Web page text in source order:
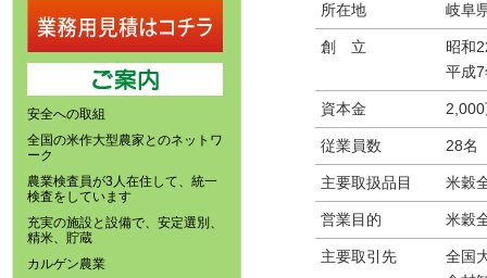
安全への取組
全国の米作大型農家とのネットワ
ーク
農業検査員が3人在住して、統一
検査をしています
充実の施設と設備で、安定選別、
精米、貯蔵
カルゲン農業
所在地 岐阜
創 立
昭和
平成
資本金
従業員数 28名
主要取扱品目 米穀
営業目的 米穀
主要取引先
全国